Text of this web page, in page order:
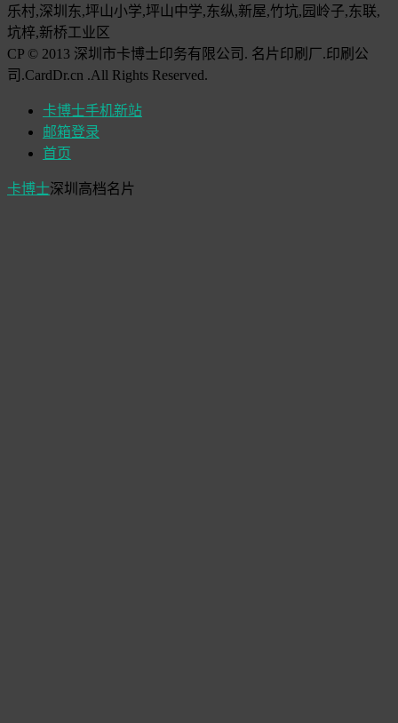
乐村,深圳东,坪山小学,坪山中学,东纵,新屋,竹坑,园岭子,东联,
坑梓,新桥工业区
CP © 2013 深圳市卡博士印务有限公司. 名片印刷厂.印刷公
司.CardDr.cn .All Rights Reserved.
卡博士手机新站
邮箱登录
首页
卡博士深圳高档名片